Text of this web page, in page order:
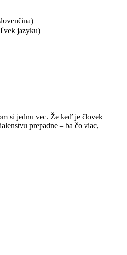
jazyku)
si jednu vec. Že keď je človek
prepadne – ba čo viac,